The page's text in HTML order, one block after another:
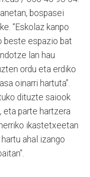
bospasei
“Eskolaz kanpo
beste espazio bat
lan hau
ordu eta erdiko
oinarri hartuta”.
dituzte saiook
eta parte hartzera
ikastetxeetan
ahal izango